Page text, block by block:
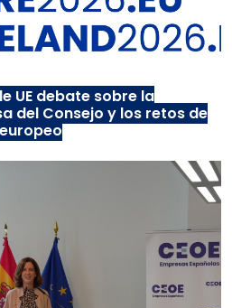
UE debate sobre la
del Consejo y los retos de